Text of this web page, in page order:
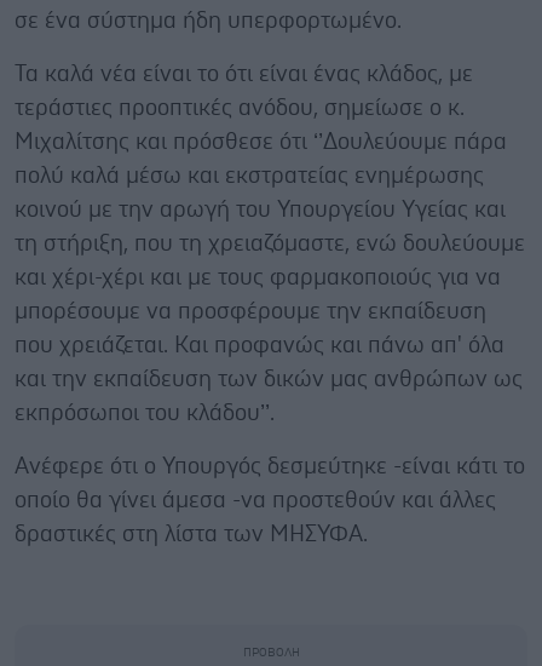
σε ένα σύστημα ήδη υπερφορτωμένο.
Τα καλά νέα είναι το ότι είναι ένας κλάδος, με
τεράστιες προοπτικές ανόδου, σημείωσε ο κ.
Μιχαλίτσης και πρόσθεσε ότι ‘’Δουλεύουμε πάρα
πολύ καλά μέσω και εκστρατείας ενημέρωσης
κοινού με την αρωγή του Υπουργείου Υγείας και
τη στήριξη, που τη χρειαζόμαστε, ενώ δουλεύουμε
και χέρι-χέρι και με τους φαρμακοποιούς για να
μπορέσουμε να προσφέρουμε την εκπαίδευση
που χρειάζεται. Και προφανώς και πάνω απ' όλα
και την εκπαίδευση των δικών μας ανθρώπων ως
εκπρόσωποι του κλάδου’’.
Ανέφερε ότι ο Υπουργός δεσμεύτηκε -είναι κάτι το
οποίο θα γίνει άμεσα -να προστεθούν και άλλες
δραστικές στη λίστα των ΜΗΣΥΦΑ.